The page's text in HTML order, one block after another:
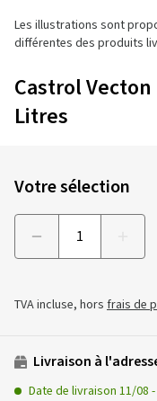
Les illustrations sont
différentes des produits
Castrol Vecton
Litres
Votre sélection
TVA incluse, hors frais de
Livraison à
Date de livraison 11/08 -